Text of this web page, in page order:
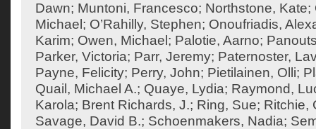
Dawn; Muntoni, Francesco; Northstone, Kate;
Michael ; O’Rahilly, Stephen; Onoufriadis,
Karim; Owen, Michael ; Palotie, Aarno;
Parker, Victoria; Parr, Jeremy; Paternoster,
Payne, Felicity; Perry, John; Pietilainen, Olli;
Quail, Michael A.; Quaye, Lydia; Raymond,
Karola; Brent Richards, J.; Ring, Sue; Ritchie,
Savage, David B.; Schoenmakers, Nadia;